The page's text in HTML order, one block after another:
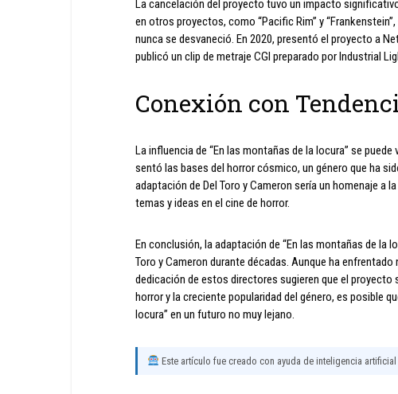
La cancelación del proyecto tuvo un impacto
en otros proyectos, como “Pacific Rim” y
nunca se desvaneció. En 2020, presentó el proyecto a
publicó un clip de metraje CGI preparado por Industrial
Conexión con
La influencia de “En las montañas de la locura” se puede
sentó las bases del horror cósmico, un género que ha
adaptación de Del Toro y Cameron sería un homenaje a
temas y ideas en el cine de horror.
En conclusión, la adaptación de “En las montañas de la
Toro y Cameron durante décadas. Aunque ha
dedicación de estos directores sugieren que el proyecto
horror y la creciente popularidad del género, es posible
locura” en un futuro no muy lejano.
Este artículo fue creado con ayuda de inteligencia